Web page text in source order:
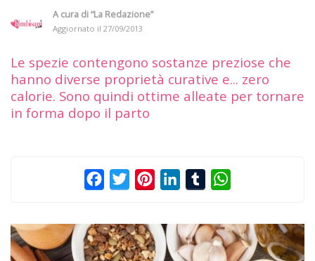
A cura di“La Redazione”
Aggiornato il 27/09/2013
Le spezie contengono sostanze preziose che
hanno diverse proprietà curative e... zero
calorie. Sono quindi ottime alleate per tornare
in forma dopo il parto
FacebookTwitterPinterestLinkedInTumblr